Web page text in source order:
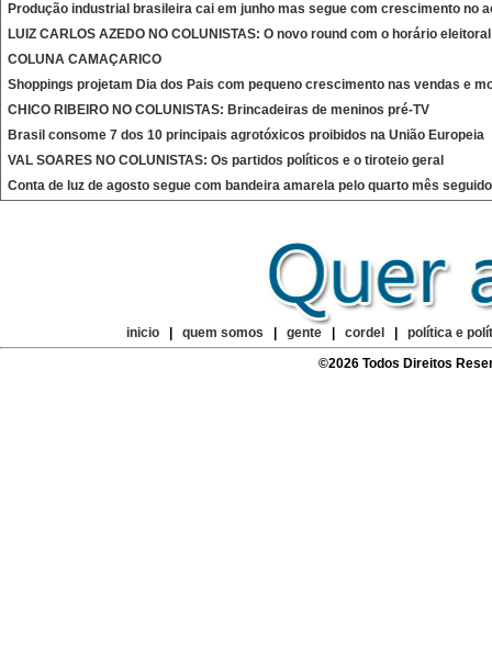
Produção industrial brasileira cai em junho mas segue com crescimento no
LUIZ CARLOS AZEDO NO COLUNISTAS: O novo round com o horário eleitoral
COLUNA CAMAÇARICO
Shoppings projetam Dia dos Pais com pequeno crescimento nas vendas e
CHICO RIBEIRO NO COLUNISTAS: Brincadeiras de meninos pré-TV
Brasil consome 7 dos 10 principais agrotóxicos proibidos na União Europeia
VAL SOARES NO COLUNISTAS: Os partidos políticos e o tiroteio geral
Conta de luz de agosto segue com bandeira amarela pelo quarto mês seguido
inicio quem somos gente cordel
política e
©2026 Todos Direitos